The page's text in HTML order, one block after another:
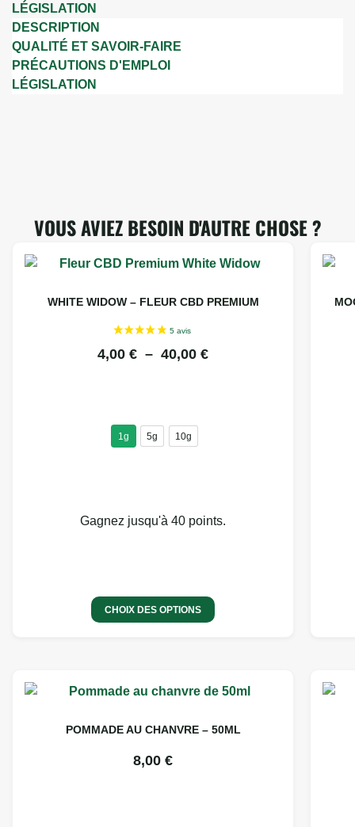
LÉGISLATION
DESCRIPTION
QUALITÉ ET SAVOIR-FAIRE
PRÉCAUTIONS D'EMPLOI
LÉGISLATION
VOUS AVIEZ BESOIN D'AUTRE CHOSE ?
WHITE WIDOW – FLEUR CBD PREMIUM
4,00 € – 40,00 €
1g 5g 10g
Gagnez jusqu'à 40 points.
CHOIX DES OPTIONS
POMMADE AU CHANVRE – 50ML
8,00 €